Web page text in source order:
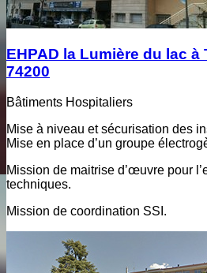
EHPAD la Lumière du lac
74200
Bâtiments Hospitaliers
Mise à niveau et sécurisation des
Mise en place d’un groupe
Mission de maitrise d’œuvre pour
techniques.
Mission de coordination SSI.